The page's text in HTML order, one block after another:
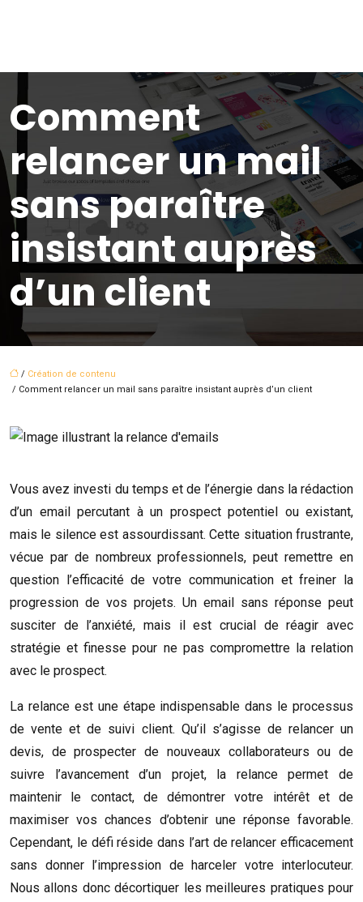
Comment
relancer un mail
sans paraître
insistant auprès
d’un client
/ Création de contenu
/ Comment relancer un mail sans paraître insistant auprès d’un client
Vous avez investi du temps et de l’énergie dans la rédaction
d’un email percutant à un prospect potentiel ou existant,
mais le silence est assourdissant. Cette situation frustrante,
vécue par de nombreux professionnels, peut remettre en
question l’efficacité de votre communication et freiner la
progression de vos projets. Un email sans réponse peut
susciter de l’anxiété, mais il est crucial de réagir avec
stratégie et finesse pour ne pas compromettre la relation
avec le prospect.
La relance est une étape indispensable dans le processus
de vente et de suivi client. Qu’il s’agisse de relancer un
devis, de prospecter de nouveaux collaborateurs ou de
suivre l’avancement d’un projet, la relance permet de
maintenir le contact, de démontrer votre intérêt et de
maximiser vos chances d’obtenir une réponse favorable.
Cependant, le défi réside dans l’art de relancer efficacement
sans donner l’impression de harceler votre interlocuteur.
Nous allons donc décortiquer les meilleures pratiques pour